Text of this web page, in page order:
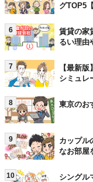
グTOP5
6
賃貸の家
るい理由
7
【最新
シミュレ
8 東京のお
9
カップル
なお部屋
10
シングル